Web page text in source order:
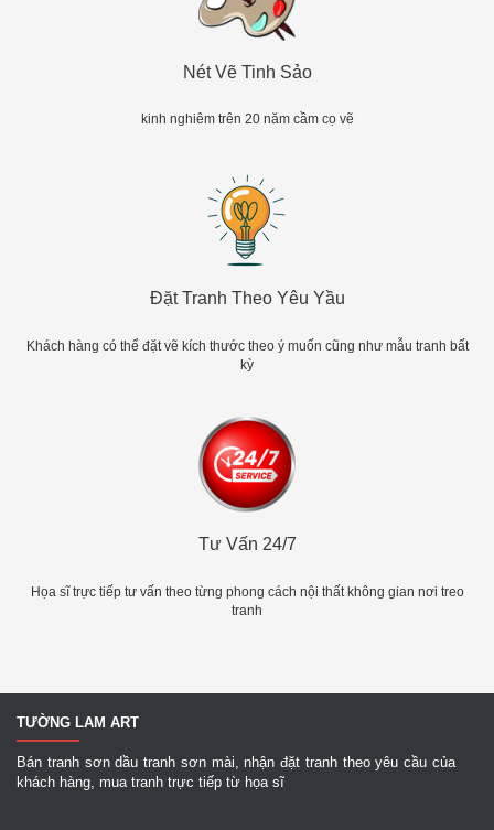
Nét Vẽ Tinh Sảo
kinh nghiêm trên 20 năm cầm cọ vẽ
Đặt Tranh Theo Yêu Yầu
Khách hàng có thể đặt vẽ kích thước theo ý muốn cũng như mẫu tranh bất
kỳ
Tư Vấn 24/7
Họa sĩ trực tiếp tư vấn theo từng phong cách nội thất không gian nơi treo
tranh
TƯỜNG LAM ART
Bán tranh sơn dầu tranh sơn mài, nhận đặt tranh theo yêu cầu của
khách hàng, mua tranh trực tiếp từ họa sĩ